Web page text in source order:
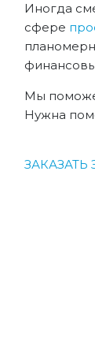
Иногда
сфере
Мы
Нужна
ЗАКАЗАТЬ